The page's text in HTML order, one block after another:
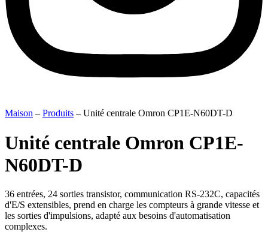
Maison – Produits – Unité centrale Omron CP1E-N60DT-D
Unité centrale Omron CP1E-
N60DT-D
36 entrées, 24 sorties transistor, communication RS-232C, capacités
d'E/S extensibles, prend en charge les compteurs à grande vitesse et
les sorties d'impulsions, adapté aux besoins d'automatisation
complexes.